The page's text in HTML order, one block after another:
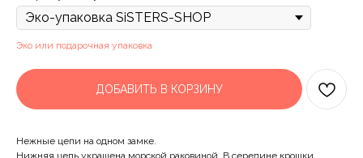
Эко или подарочная упаковка
ДОБАВИТЬ В КОРЗИНУ
Нежные цепи на одном замке.